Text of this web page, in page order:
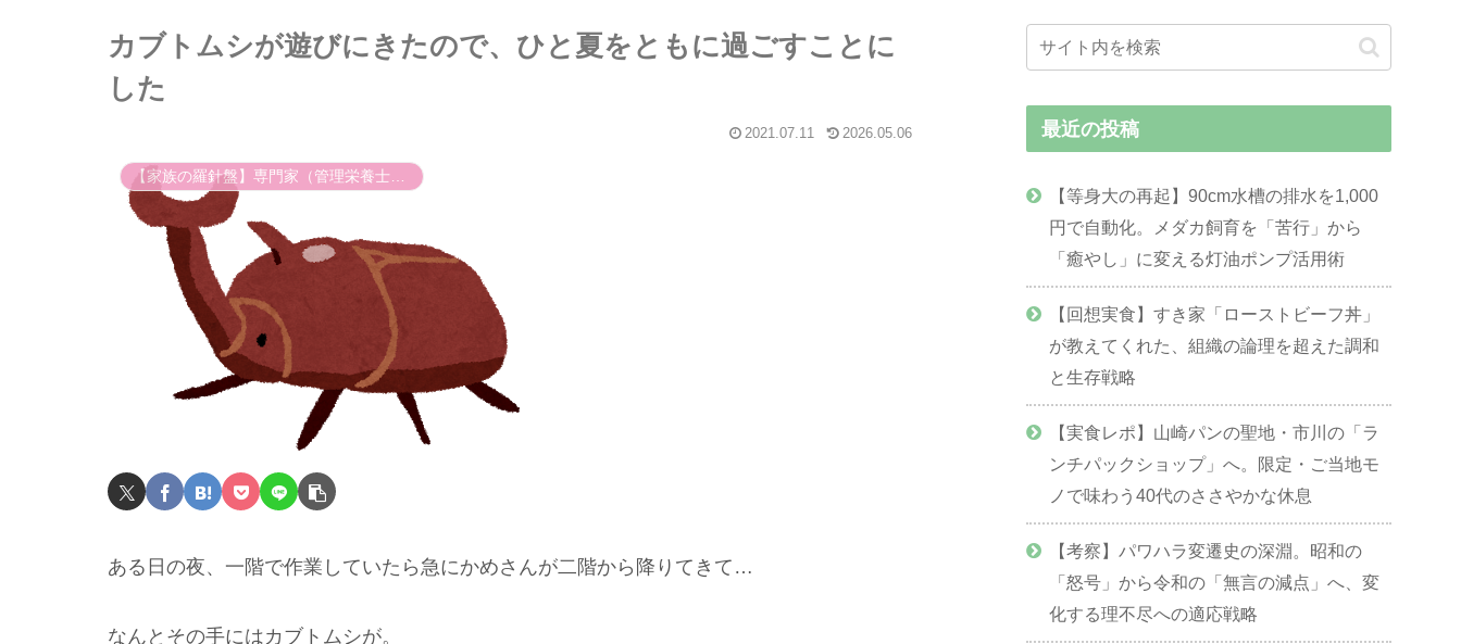
カブトムシが遊びにきたので、ひと夏をともに過ごすことに
した
2021.07.11 2026.05.06
ある日の夜、一階で作業していたら急にかめさんが二階から降りてきて…
なんとその手にはカブトムシが。
最近の投稿
【等身大の再起】90cm水槽の排水を1,000
円で自動化。メダカ飼育を「苦行」から
「癒やし」に変える灯油ポンプ活用術
【回想実食】すき家「ローストビーフ丼」
が教えてくれた、組織の論理を超えた調和
と生存戦略
【実食レポ】山崎パンの聖地・市川の「ラ
ンチパックショップ」へ。限定・ご当地モ
ノで味わう40代のささやかな休息
【考察】パワハラ変遷史の深淵。昭和の
「怒号」から令和の「無言の減点」へ、変
化する理不尽への適応戦略